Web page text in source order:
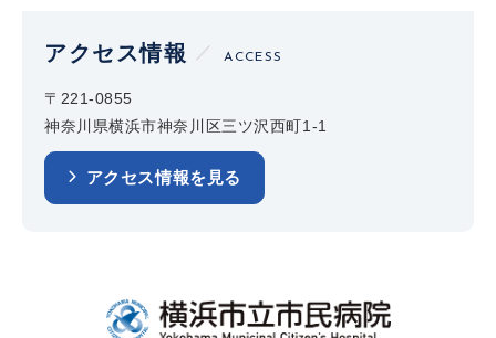
アクセス情報 ACCESS
〒221-0855
神奈川県横浜市神奈川区三ツ沢西町1-1
アクセス情報を見る